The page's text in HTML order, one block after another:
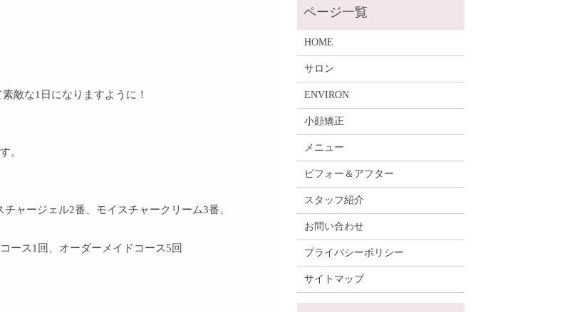
敵な1日になりますように！
。
ャージェル2番、モイスチャークリーム3番、
ース1回、オーダーメイドコース5回
HOME
サロン
ENVIRON
小顔矯正
メニュー
ビフォー＆アフター
スタッフ紹介
お問い合わせ
プライバシーポリシー
サイトマップ